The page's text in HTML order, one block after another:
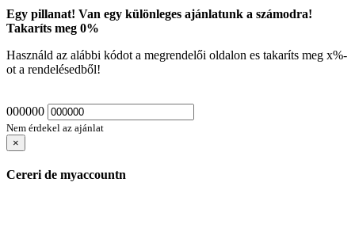
Egy pillanat! Van egy különleges ajánlatunk a számodra!
Takaríts meg 0%
Használd az alábbi kódot a megrendelői oldalon es takaríts meg x%-
ot a rendelésedből!
000000
Nem érdekel az ajánlat
×
Cereri de myaccountn